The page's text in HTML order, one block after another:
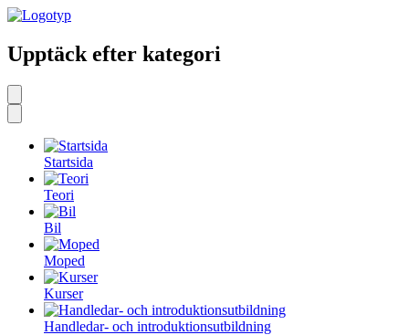
Upptäck efter kategori
Startsida
Teori
Bil
Moped
Kurser
Handledar- och introduktionsutbildning